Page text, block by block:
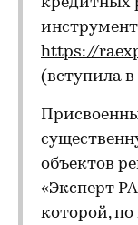
https://
(вступила в
объектов
«Эксперт
которой,